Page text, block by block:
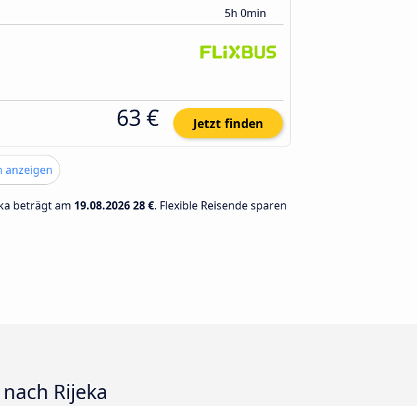
5h 0min
63 € Jetzt finden
anzeigen
beträgt am 19.08.202628 €. Flexible Reisende sparen
Rijeka